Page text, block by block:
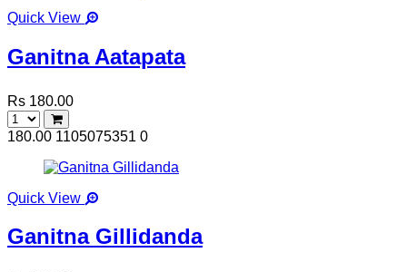
Quick View
Ganitna Aatapata
Rs 180.00
180.00 1105075351 0
Quick View
Ganitna Gillidanda